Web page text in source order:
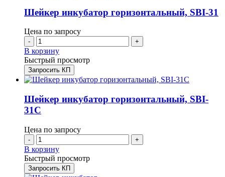
Шейкер инкубатор горизонтальный, SBI-31
Цена по запросу
- +
В корзину
Быстрый просмотр
Запросить КП
Шейкер инкубатор горизонтальный, SBI-
31C
Цена по запросу
- +
В корзину
Быстрый просмотр
Запросить КП